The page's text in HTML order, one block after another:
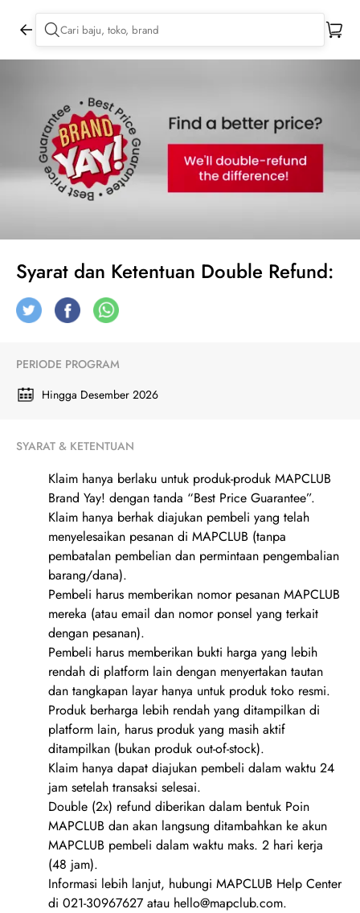
Syarat dan Ketentuan Double Refund:
PERIODE PROGRAM
Hingga Desember 2026
SYARAT & KETENTUAN
Klaim hanya berlaku untuk produk-produk MAPCLUB
Brand Yay! dengan tanda “Best Price Guarantee”.
Klaim hanya berhak diajukan pembeli yang telah
menyelesaikan pesanan di MAPCLUB (tanpa
pembatalan pembelian dan permintaan pengembalian
barang/dana).
Pembeli harus memberikan nomor pesanan MAPCLUB
mereka (atau email dan nomor ponsel yang terkait
dengan pesanan).
Pembeli harus memberikan bukti harga yang lebih
rendah di platform lain dengan menyertakan tautan
dan tangkapan layar hanya untuk produk toko resmi.
Produk berharga lebih rendah yang ditampilkan di
platform lain, harus produk yang masih aktif
ditampilkan (bukan produk out-of-stock).
Klaim hanya dapat diajukan pembeli dalam waktu 24
jam setelah transaksi selesai.
Double (2x) refund diberikan dalam bentuk Poin
MAPCLUB dan akan langsung ditambahkan ke akun
MAPCLUB pembeli dalam waktu maks. 2 hari kerja
(48 jam).
Informasi lebih lanjut, hubungi MAPCLUB Help Center
di 021-30967627 atau hello@mapclub.com.